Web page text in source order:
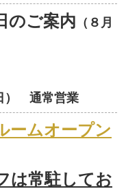
のご案内 （８月
） 通常営業
ムオープン
は常駐してお